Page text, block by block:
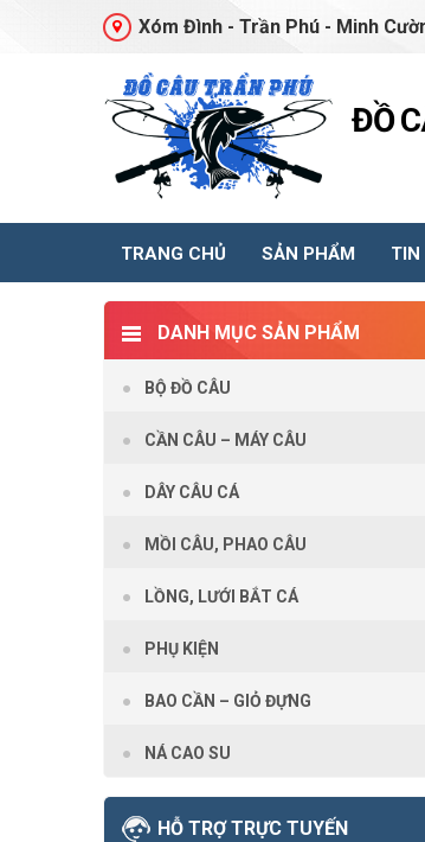
Xóm Đình - Trần Phú - Minh
ĐỒ
TRANG CHỦ SẢN PHẨM TIN
DANH MỤC SẢN PHẨM
BỘ ĐỒ CÂU
CẦN CÂU – MÁY CÂU
DÂY CÂU CÁ
MỒI CÂU, PHAO CÂU
LỒNG, LƯỚI BẮT CÁ
PHỤ KIỆN
BAO CẦN – GIỎ ĐỰNG
NÁ CAO SU
HỖ TRỢ TRỰC TUYẾN